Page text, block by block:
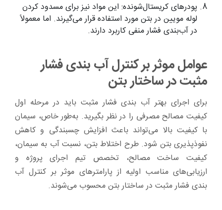
پودرهای کریستال‌شونده: این مواد نیز برای مسدود کردن
لوله مویین در بتن مورد استفاده قرار می‌گیرند. اما معمولاً
در آب‌بندی فشار منفی کاربرد دارند.
عوامل موثر بر کنترل آب ‌بندی فشار
مثبت در ساختار بتن
برای اجرای بهتر آب ‌بندی فشار مثبت باید در مرحله اول
کیفیت مصالح مصرفی را در نظر بگیرید. به‌طور خاص، سیمان
با کیفیت بالا می‌تواند باعث افزایش چسبندگی و کاهش
نفوذپذیری بتن شود. طرح اختلاط بتن، نسبت آب به سیمان،
کیفیت ساخت مصالح، تخصص تیم اجرای پروژه و
ارزیابی‌های مناسب اولیه از پارامترهای موثر بر کنترل آب
‌بندی فشار مثبت در ساختار بتن محسوب می‌شوند.